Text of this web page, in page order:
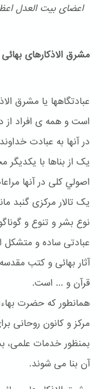
اعضای بیت العدل
مشرق الاذکارهای بهائی
عبادتگاهها یا مشرق
است و همه ی افراد از
در آنها به عبادت
یک از بناها با
یک تالار مرکزی گنبد
نوع بشر و تنوع و
عبادتی ساده و متشکل
آثار بهائی و کتب
قرآن و ... است.
همانطور که حضرت
مرکز و کانون روحانی
بمنظور خدمات علمی،
آن بنا می شوند.